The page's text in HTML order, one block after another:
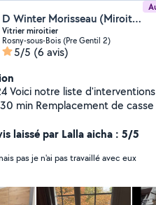
D Winter Morisseau (Miroiterie winter)
Vitrier miroitier
Rosny-sous-Bois (Pre Gentil 2)
5/5 (6 avis)
Voici notre liste
min Remplacement de
de cuisine . Pare-douche . Porte
pour une table . Tablette
SANS POSE POSSIBLE .
laissé par Lalla aicha : 5/5
Je ne le connais pas je n'ai pas travaillé avec eux